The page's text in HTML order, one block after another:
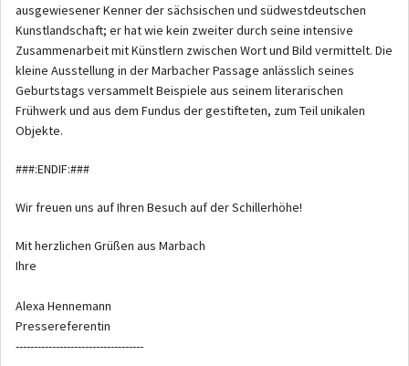
ausgewiesener Kenner der sächsischen und südwestdeutschen
Kunstlandschaft; er hat wie kein zweiter durch seine intensive
Zusammenarbeit mit Künstlern zwischen Wort und Bild vermittelt. Die
kleine Ausstellung in der Marbacher Passage anlässlich seines
Geburtstags versammelt Beispiele aus seinem literarischen
Frühwerk und aus dem Fundus der gestifteten, zum Teil unikalen
Objekte.
###:ENDIF:###
Wir freuen uns auf Ihren Besuch auf der Schillerhöhe!
Mit herzlichen Grüßen aus Marbach
Ihre
Alexa Hennemann
Pressereferentin
-----------------------------------